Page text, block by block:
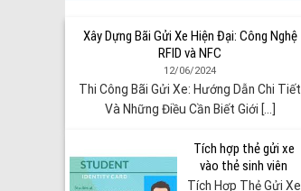
Xây Dựng Bãi Gửi Xe Hiện Đại: Công Nghệ
RFID và NFC
12/06/2024
Thi Công Bãi Gửi Xe: Hướng Dẫn Chi Tiết
Và Những Điều Cần Biết Giới [...]
Tích hợp thẻ gửi xe
vào thẻ sinh viên
Tích Hợp Thẻ Gửi Xe